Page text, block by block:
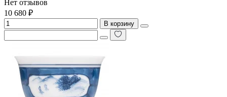
Нет отзывов
10 680 ₽
В корзину